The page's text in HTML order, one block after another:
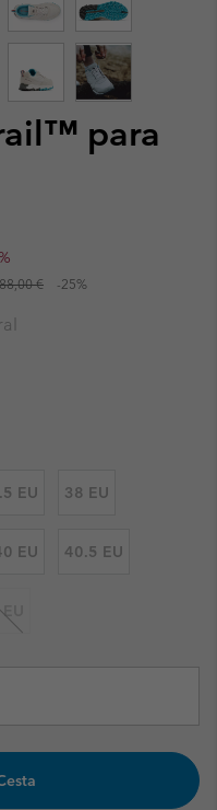
para
88,00 € -25%
EU 38 EU
EU 40.5 EU